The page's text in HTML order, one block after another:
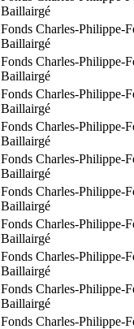
Baillairgé
Fonds Charles-Philippe-
Baillairgé
Fonds Charles-Philippe-
Baillairgé
Fonds Charles-Philippe-
Baillairgé
Fonds Charles-Philippe-
Baillairgé
Fonds Charles-Philippe-
Baillairgé
Fonds Charles-Philippe-
Baillairgé
Fonds Charles-Philippe-
Baillairgé
Fonds Charles-Philippe-
Baillairgé
Fonds Charles-Philippe-
Baillairgé
Fonds Charles-Philippe-